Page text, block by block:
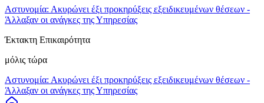
Αστυνομία: Ακυρώνει έξι προκηρύξεις εξειδικευμένων θέσεων -
Άλλαξαν οι ανάγκες της Υπηρεσίας
Έκτακτη Επικαιρότητα
μόλις τώρα
Αστυνομία: Ακυρώνει έξι προκηρύξεις εξειδικευμένων θέσεων -
Άλλαξαν οι ανάγκες της Υπηρεσίας